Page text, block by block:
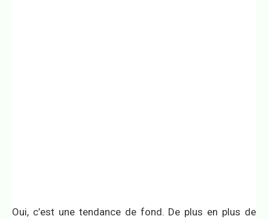
Oui, c’est une tendance de fond. De plus en plus de